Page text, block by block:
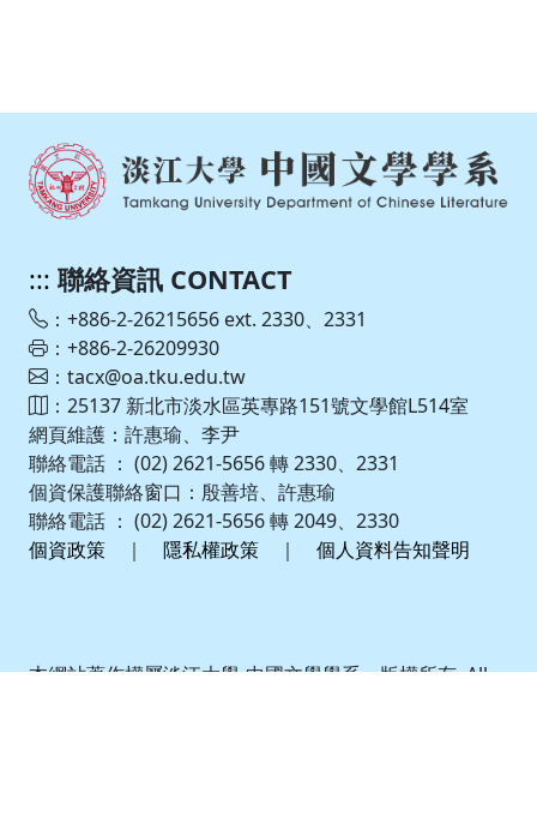
::: 聯絡資訊 CONTACT
：+886-2-26215656 ext. 2330、2331
：+886-2-26209930
：tacx@oa.tku.edu.tw
：25137 新北市淡水區英專路151號文學館L514室
網頁維護：許惠瑜、李尹
聯絡電話 ： (02) 2621-5656 轉 2330、2331
個資保護聯絡窗口：殷善培、許惠瑜
聯絡電話 ： (02) 2621-5656 轉 2049、2330
個資政策 ｜ 隱私權政策 ｜ 個人資料告知聲明
本網站著作權屬淡江大學-中國文學學系 – 版權所有, All